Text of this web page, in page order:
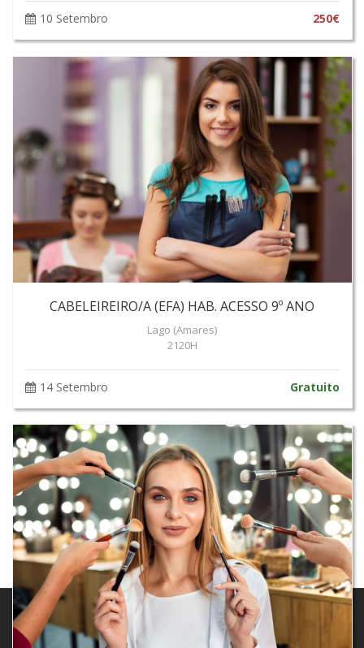
10 Setembro 250€
CABELEIREIRO/A (EFA) HAB. ACESSO 9º ANO
Lago (Amares)
2120H
14 Setembro Gratuito